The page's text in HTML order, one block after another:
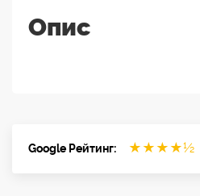
Опис
Google Рейтинг: ★ ★ ★ ★½